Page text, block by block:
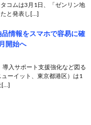
コムは3月1日、「ゼンリン地
と発表し[…]
情報をスマホで容易に確
開始へ
入サポート支援強化など図る
ーイット、東京都港区）は1
[…]